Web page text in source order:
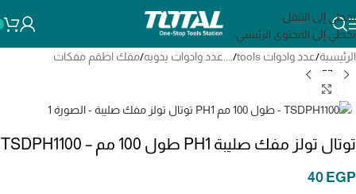
تخطي إلى التنقل
تخطي إلى المحتوى الرئيسي
الرئيسية/عدد وادوات tools / ....عدد وادوات يدويه/مفك اطقم مفكات
توتال تولز مفك صليبة PH1 طول 100 مم – TSDPH1100
40 EGP